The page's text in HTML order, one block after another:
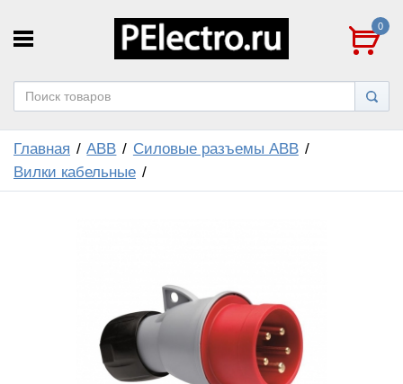
0
Главная ABB
Силовые разъемы ABB
Вилки кабельные